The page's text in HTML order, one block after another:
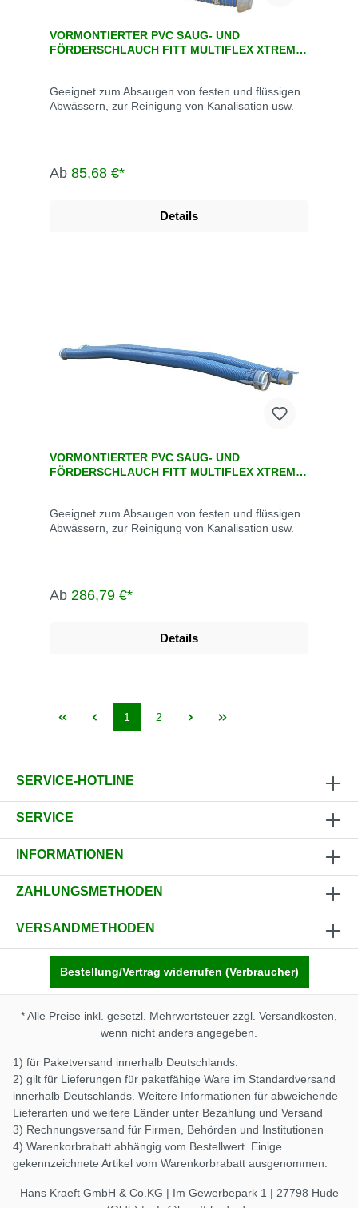
VORMONTIERTER PVC SAUG- UND
FÖRDERSCHLAUCH FITT MULTIFLEX XTREME
Geeignet zum Absaugen von festen und flüssigen
Abwässern, zur Reinigung von Kanalisation usw.
Ab 85,68 €*
Details
VORMONTIERTER PVC SAUG- UND
FÖRDERSCHLAUCH FITT MULTIFLEX XTREME
Geeignet zum Absaugen von festen und flüssigen
Abwässern, zur Reinigung von Kanalisation usw.
Ab 286,79 €*
Details
1 2
SERVICE-HOTLINE
SERVICE
INFORMATIONEN
ZAHLUNGSMETHODEN
VERSANDMETHODEN
Bestellung/Vertrag widerrufen (Verbraucher)
* Alle Preise inkl. gesetzl. Mehrwertsteuer zzgl. Versandkosten
wenn nicht anders angegeben.
1) für Paketversand innerhalb Deutschlands.
2) gilt für Lieferungen für paketfähige Ware im Standardversand
innerhalb Deutschlands. Weitere Informationen für abweichende
Lieferarten und weitere Länder unter Bezahlung und Versand
3) Rechnungsversand für Firmen, Behörden und Institutionen
4) Warenkorbrabatt abhängig vom Bestellwert. Einige
gekennzeichnete Artikel vom Warenkorbrabatt ausgenommen.
Hans Kraeft GmbH & Co.KG | Im Gewerbepark 1 | 27798 Hude